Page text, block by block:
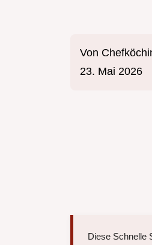
Von
23. Mai 2026
Diese Schnelle